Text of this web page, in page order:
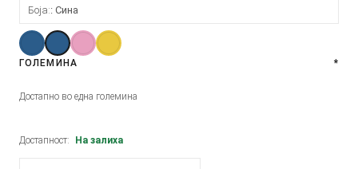
Боја: Сина
ГОЛЕМИНА *
Достапно во една големина
Достапност: На залиха